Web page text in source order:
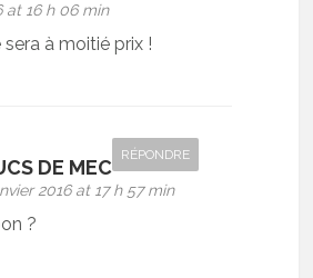
at 16 h 06 min
à moitié prix !
DE MEC
2016 at 17 h 57 min
RÉPONDRE
?